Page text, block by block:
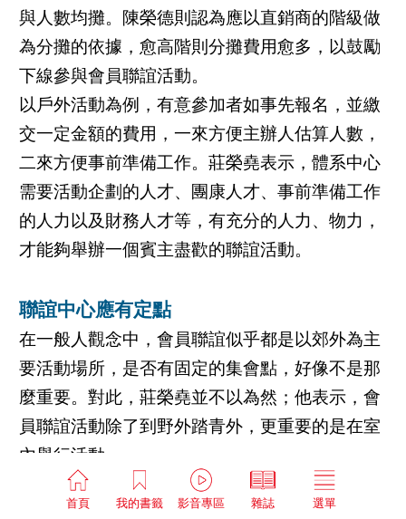
與人數均攤。陳榮德則認為應以直銷商的階級做
為分攤的依據，愈高階則分攤費用愈多，以鼓勵
下線參與會員聯誼活動。
以戶外活動為例，有意參加者如事先報名，並繳
交一定金額的費用，一來方便主辦人估算人數，
二來方便事前準備工作。莊榮堯表示，體系中心
需要活動企劃的人才、團康人才、事前準備工作
的人力以及財務人才等，有充分的人力、物力，
才能夠舉辦一個賓主盡歡的聯誼活動。
聯誼中心應有定點
在一般人觀念中，會員聯誼似乎都是以郊外為主
要活動場所，是否有固定的集會點，好像不是那
麼重要。對此，莊榮堯並不以為然；他表示，會
員聯誼活動除了到野外踏青外，更重要的是在室
內舉行活動。
「如果無固定的聚會場所，而選擇在直銷商家中
舉辦聯誼活動，不僅參與人數受限，主辦人還勞
首頁 我的書籤 影音專區 雜誌 選單